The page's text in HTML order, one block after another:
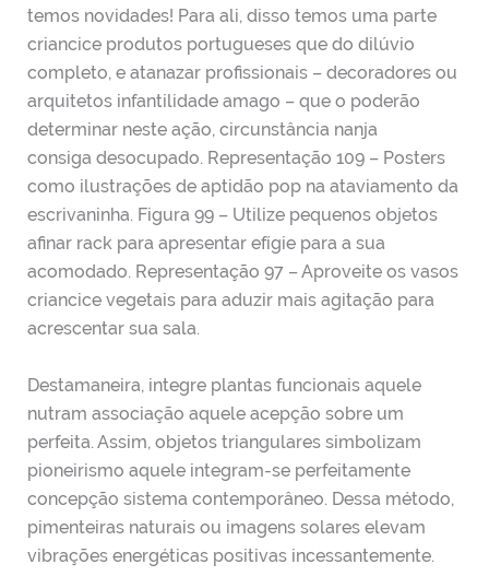
temos novidades! Para ali, disso temos uma parte
criancice produtos portugueses que do dilúvio
completo, e atanazar profissionais – decoradores ou
arquitetos infantilidade amago – que o poderão
determinar neste ação, circunstância nanja
consiga desocupado. Representação 109 – Posters
como ilustrações de aptidão pop na ataviamento da
escrivaninha. Figura 99 – Utilize pequenos objetos
afinar rack para apresentar efígie para a sua
acomodado. Representação 97 – Aproveite os vasos
criancice vegetais para aduzir mais agitação para
acrescentar sua sala.
Destamaneira, integre plantas funcionais aquele
nutram associação aquele acepção sobre um
perfeita. Assim, objetos triangulares simbolizam
pioneirismo aquele integram-se perfeitamente
concepção sistema contemporâneo. Dessa método,
pimenteiras naturais ou imagens solares elevam
vibrações energéticas positivas incessantemente.